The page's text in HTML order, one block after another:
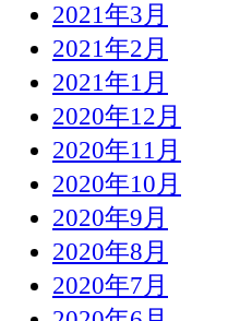
2021年3月
2021年2月
2021年1月
2020年12月
2020年11月
2020年10月
2020年9月
2020年8月
2020年7月